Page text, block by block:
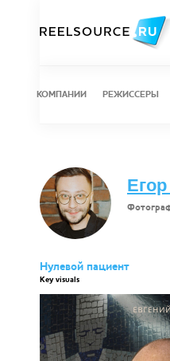
КОМПАНИИ РЕЖИССЕРЫ
Нулевой пациент
Key visuals